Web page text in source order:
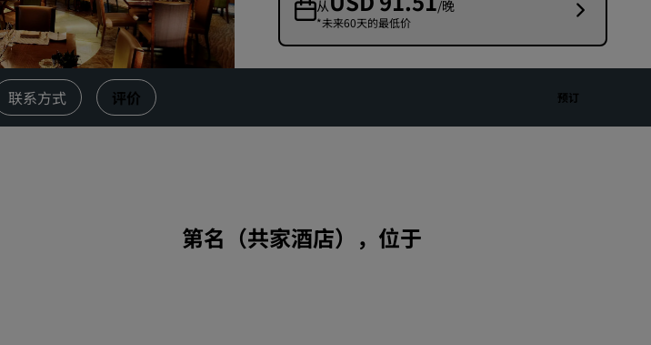
餐饮
搜索餐厅
数字服务
丽赏会
了解丽赏会
如何使用积分
加入
从 /晚
*未来60天的最低价
联系方式 评价 预订
第名（共家酒店），位于